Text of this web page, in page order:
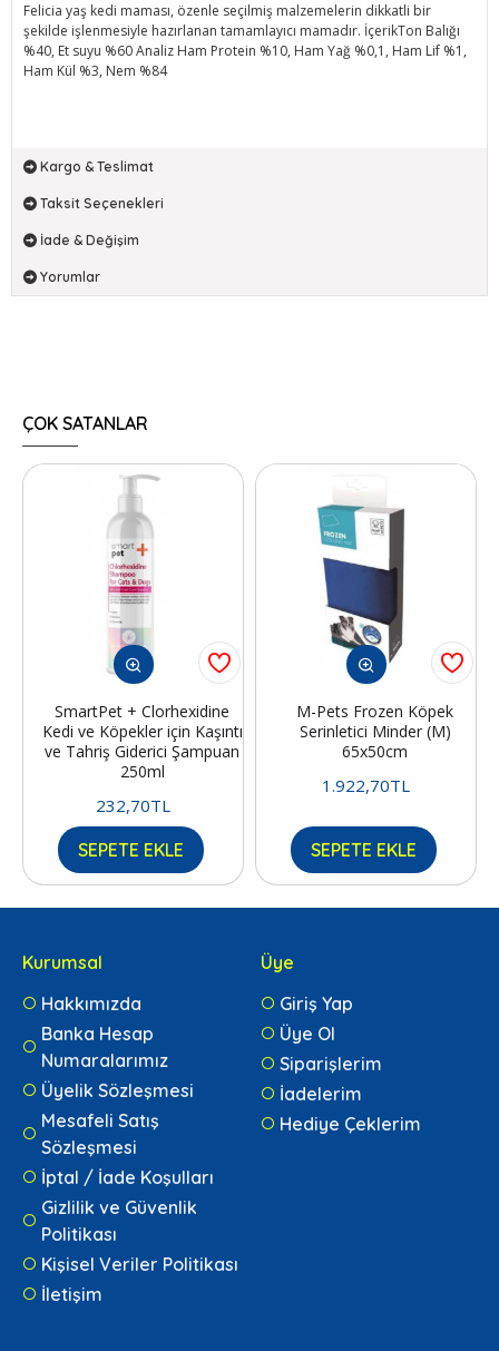
Felicia yaş kedi maması, özenle seçilmiş malzemelerin dikkatli bir
şekilde işlenmesiyle hazırlanan tamamlayıcı mamadır. İçerikTon Balığı
%40, Et suyu %60 Analiz Ham Protein %10, Ham Yağ %0,1, Ham Lif %1,
Ham Kül %3, Nem %84
Kargo & Teslimat
Taksit Seçenekleri
İade & Değişim
Yorumlar
ÇOK SATANLAR
SmartPet + Clorhexidine
Kedi ve Köpekler için Kaşıntı
ve Tahriş Giderici Şampuan
250ml
232,70TL
SEPETE EKLE
M-Pets Frozen Köpek
Serinletici Minder (M)
65x50cm
1.922,70TL
SEPETE EKLE
Kurumsal
Hakkımızda
Banka Hesap
Numaralarımız
Üyelik Sözleşmesi
Mesafeli Satış
Sözleşmesi
İptal / İade Koşulları
Gizlilik ve Güvenlik
Politikası
Kişisel Veriler Politikası
İletişim
Üye
Giriş Yap
Üye Ol
Siparişlerim
İadelerim
Hediye Çeklerim